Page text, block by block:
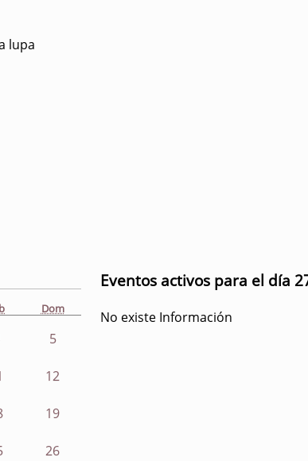
lupa
Dom
5
12
19
26
Eventos activos para el día
No existe Información